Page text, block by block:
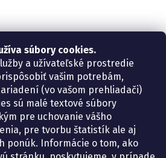
súbory cookies.
a užívateľské prostredie
vašim potrebám,
(vo vašom prehliadači)
sú malé textové súbory
pre uchovanie vášho
pre tvorbu štatistík ale aj
ponúk. Informácie o tom, ako